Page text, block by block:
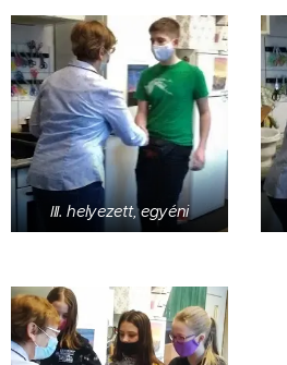
III. helyezett, egyéni